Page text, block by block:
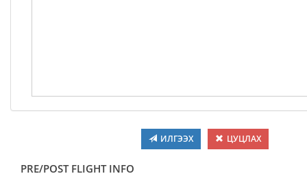
ИЛГЭЭХ ЦУЦЛАХ
PRE/POST FLIGHT INFO